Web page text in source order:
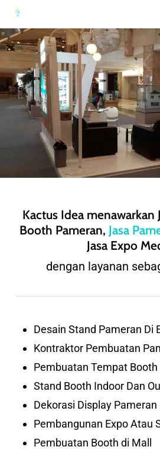
Skip
to
main
content
Kactus Idea menawarkan
Booth Pameran, Jasa
Jasa Expo
dengan layanan
Desain Stand Pameran Di
Kontraktor Pembuatan
Pembuatan Tempat Booth
Stand Booth Indoor Dan
Dekorasi Display Pameran
Pembangunan Expo Atau
Pembuatan Booth di Mall